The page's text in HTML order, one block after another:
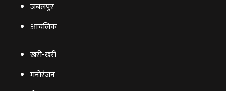
जबलपुर
आचंलिक
खरी-खरी
मनोरंजन